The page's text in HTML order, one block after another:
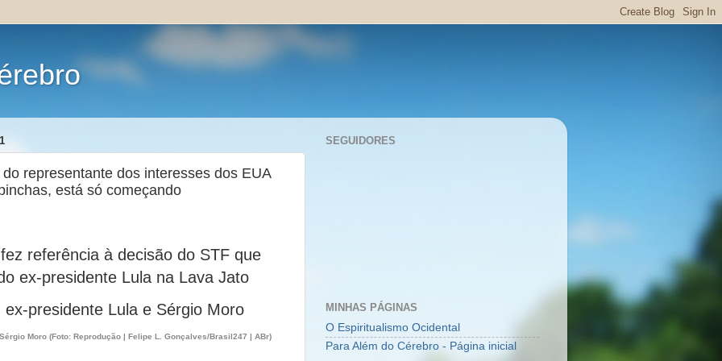
representante dos interesses dos EUA
está só começando
referência à decisão do STF que
ex-presidente Lula na Lava Jato
Moro (Foto: Reprodução | Felipe L. Gonçalves/Brasil247 | ABr)
SEGUIDORES
MINHAS PÁGINAS
O Espiritualismo Ocidental
Para Além do Cérebro - Página inicial